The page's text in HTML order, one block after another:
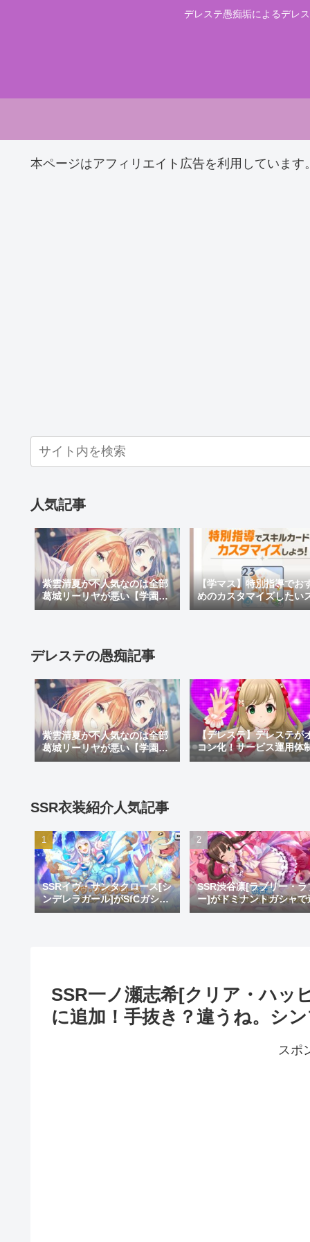
デレステ愚痴垢によるデレ
本ページはアフィリエイト広告を利用しています
人気記事
紫雲清夏が不人気なのは全部
葛城リーリヤが悪い【学園ア
イドルマスター】
【学マス】特別指導でお
めのカスタマイズしたい
ルカードと効果を紹介！
デレステの愚痴記事
紫雲清夏が不人気なのは全部
葛城リーリヤが悪い【学園ア
イドルマスター】
【デレステ】デレステが
コン化！サービス運用体
更でサ終秒読み開始！デ
SSR衣装紹介人気記事
SSRイヴ・サンタクロース[シ
ンデレラガール]がSfCガシャ
で登場！おめでとうイヴ。大
SSR渋谷凛[ラブリー・ラ
ー]がドミナントガシャで
加！蒼を捨てし8周目先
SSR一ノ瀬志希[クリア・ハッ
に追加！手抜き？違うね。シ
スポ